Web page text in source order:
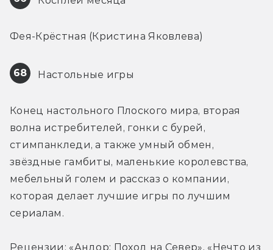
Фея-Крёстная (Кристина Яковлева)
68 Настольные игры
Конец настольного Плоского мира, вторая
волна истребителей, гонки с бурей,
стимпанкледи, а также умный обмен,
звёздные гамбиты, маленькие королевства,
мебельный голем и рассказ о компании,
которая делает лучшие игры по лучшим
сериалам.
Рецензии: «Андор: Поход на Север», «Нечто из